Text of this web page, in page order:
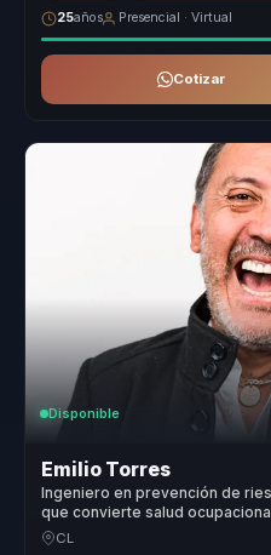
25años Presencial · Virtual
Cotizar
Disponible
Emilio Torres
Ingeniero en prevención de
que convierte salud
atención, bienestar y
CL